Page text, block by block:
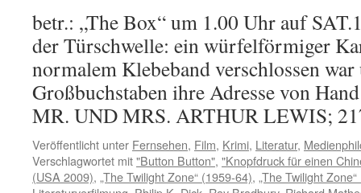
betr.: „The Box“ um 1.00 Uhr auf
der Türschwelle: ein würfelförmiger
normalem Klebeband verschlossen
Großbuchstaben ihre Adresse von
MR. UND MRS. ARTHUR LEWIS;
Veröffentlicht unter Fernsehen, Film, Krimi, Literatur,
Verschlagwortet mit"Button Button", "Knopfdruck für einen
(USA 2009), „The Twilight Zone“ (1959-64), „The Twilight